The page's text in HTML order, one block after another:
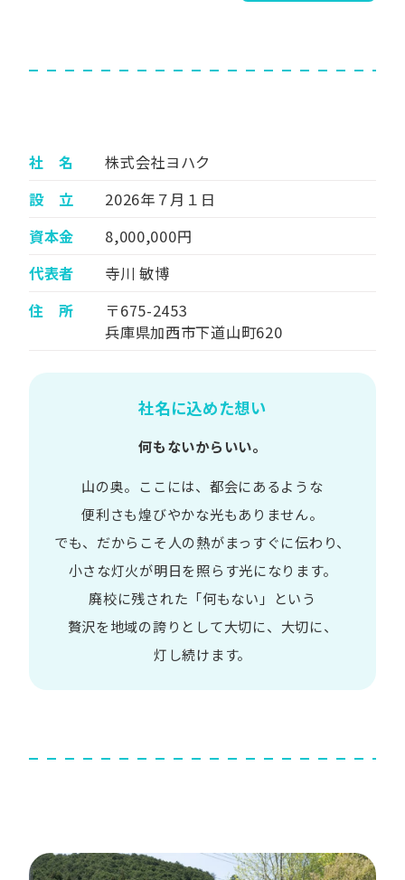
社 名
株式会社ヨハク
設 立
2026年７月１日
資本金
8,000,000円
代表者
寺川 敏博
住 所
〒675-2453
兵庫県加西市下道山町620
社名に込めた想い
何もないからいい。
山の​奥。​ここには、​都会に​あるような​
便利さも煌びやかな​光も​ありません。​
でも、​だから​こそ 人の​熱が​まっすぐに​伝わり、
小さな​灯火が​明日を​照らす光に​なります。
廃校に​残された​「何も​ない」と​いう​
贅沢を地域の​誇りと​して大切に、​大切に、​
灯し続けます。​